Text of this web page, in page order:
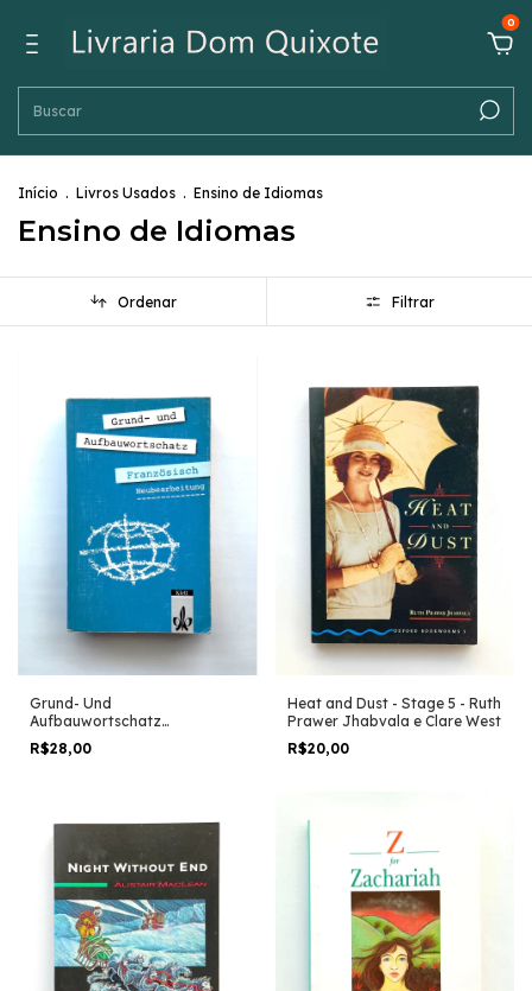
0
Início . Livros Usados . Ensino de Idiomas
Ensino de Idiomas
Ordenar Filtrar
Grund- Und
Aufbauwortschatz
Französisch - Reinhild
Herrmann e Rainer Rauch
R$28,00
Heat and Dust - Stage 5 - Ruth
Prawer Jhabvala e Clare West
R$20,00